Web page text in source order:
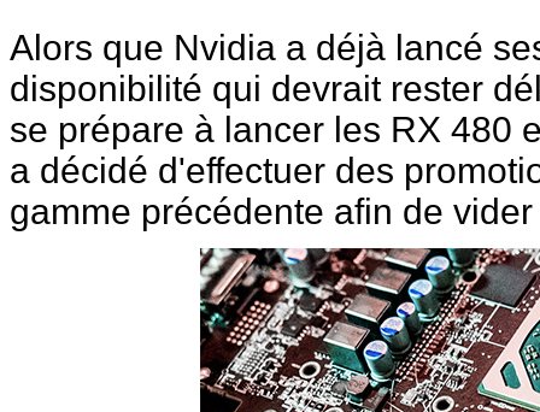
Alors que Nvidia a déjà lancé
disponibilité qui devrait rester
se prépare à lancer les RX 480
a décidé d'effectuer des
gamme précédente afin de